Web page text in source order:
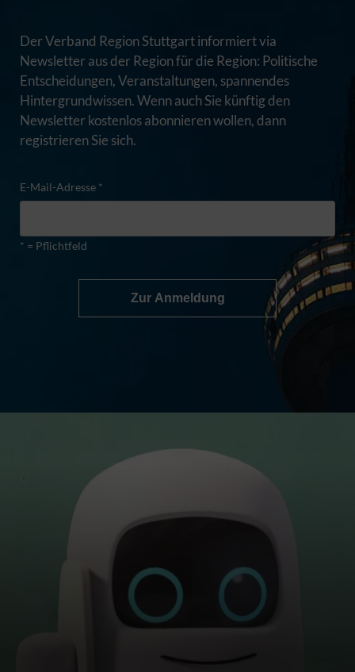
Der Verband Region Stuttgart informiert via
Newsletter aus der Region für die Region: Politische
Entscheidungen, Veranstaltungen, spannendes
Hintergrundwissen. Wenn auch Sie künftig den
Newsletter kostenlos abonnieren wollen, dann
registrieren Sie sich.
E-Mail-Adresse *
* = Pflichtfeld
Zur Anmeldung